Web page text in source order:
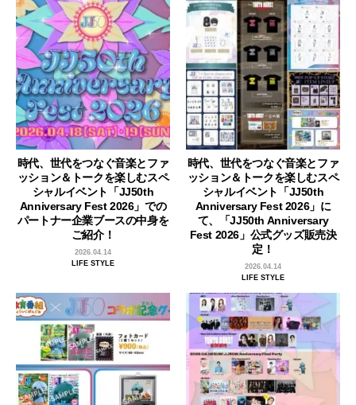
時代、世代をつなぐ音楽とファ
ッション＆トークを楽しむスペ
シャルイベント「JJ50th
Anniversary Fest 2026」での
パートナー企業ブースの中身を
ご紹介！
2026.04.14
LIFE STYLE
時代、世代をつなぐ音楽とファ
ッション＆トークを楽しむスペ
シャルイベント「JJ50th
Anniversary Fest 2026」に
て、「JJ50th Anniversary
Fest 2026」公式グッズ販売決
定！
2026.04.14
LIFE STYLE